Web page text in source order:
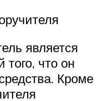
является
того, что он
Кроме